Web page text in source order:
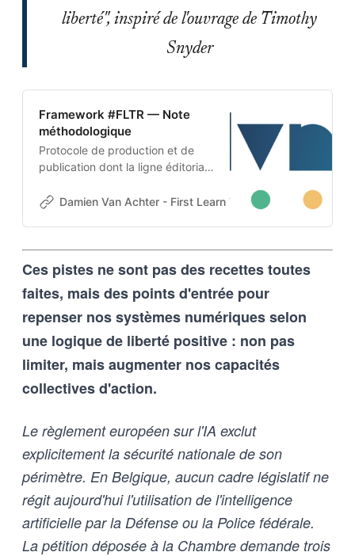
liberté", inspiré de l'ouvrage de Timothy
Snyder
Framework #FLTR — Note
méthodologique
Protocole de production et de
publication dont la ligne éditoriale
projet. Cette architecture auto-
techniques, imposées tant aux
outils d’intelligence artificielle
et vice-versa
Damien Van Achter - First Learn The Rules. Then Break
Ces pistes ne sont pas des recettes toutes
faites, mais des points d'entrée pour
repenser nos systèmes numériques selon
une logique de liberté positive : non pas
limiter, mais augmenter nos capacités
collectives d'action.
Le règlement européen sur l'IA exclut
explicitement la sécurité nationale de son
périmètre. En Belgique, aucun cadre législatif ne
régit aujourd'hui l'utilisation de l'intelligence
artificielle par la Défense ou la Police fédérale.
La pétition déposée à la Chambre demande trois